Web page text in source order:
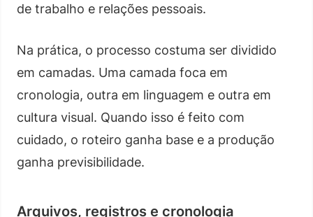
de trabalho e relações pessoais.
Na prática, o processo costuma ser dividido
em camadas. Uma camada foca em
cronologia, outra em linguagem e outra em
cultura visual. Quando isso é feito com
cuidado, o roteiro ganha base e a produção
ganha previsibilidade.
Arquivos, registros e cronologia